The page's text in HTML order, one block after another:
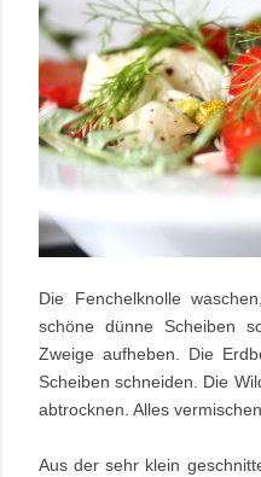
Die Fenchelknolle
schöne dünne Scheiben
Zweige aufheben. Die
Scheiben schneiden. Die
abtrocknen. Alles vermischen.
Aus der sehr klein